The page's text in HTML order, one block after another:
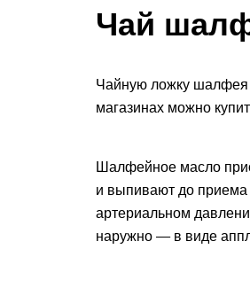
Чай
Чайную ложку шалфея
магазинах можно
Шалфейное масло
и выпивают до
артериальном
наружно — в виде